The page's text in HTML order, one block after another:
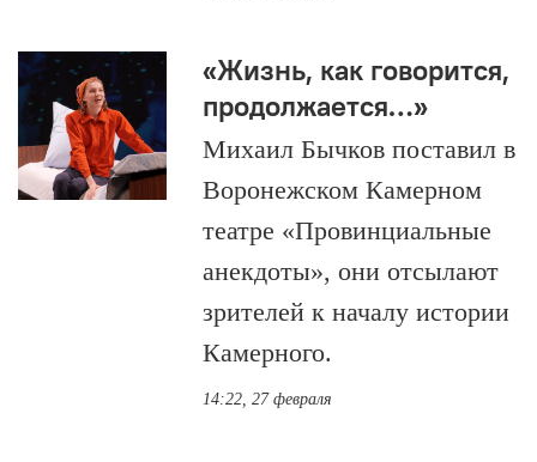
«Жизнь, как говорится,
продолжается…»
Михаил Бычков поставил в
Воронежском Камерном
театре «Провинциальные
анекдоты», они отсылают
зрителей к началу истории
Камерного.
14:22, 27 февраля